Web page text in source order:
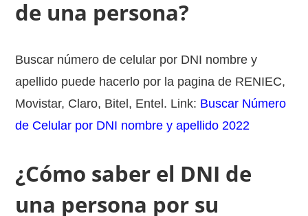
de una persona?
Buscar número de celular por DNI nombre y
apellido puede hacerlo por la pagina de RENIEC,
Movistar, Claro, Bitel, Entel. Link: Buscar Número
de Celular por DNI nombre y apellido 2022
¿Cómo saber el DNI de
una persona por su